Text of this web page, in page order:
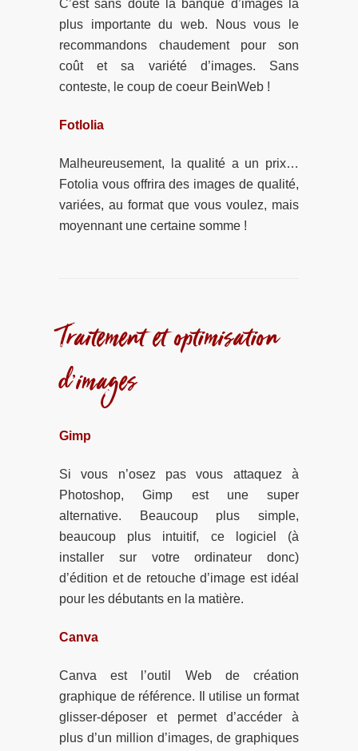
C’est sans doute la banque d’images la
plus importante du web. Nous vous le
recommandons chaudement pour son
coût et sa variété d’images. Sans
conteste, le coup de coeur BeinWeb !
Fotlolia
Malheureusement, la qualité a un prix…
Fotolia vous offrira des images de qualité,
variées, au format que vous voulez, mais
moyennant une certaine somme !
Traitement et optimisation
d’images
Gimp
Si vous n’osez pas vous attaquez à
Photoshop, Gimp est une super
alternative. Beaucoup plus simple,
beaucoup plus intuitif, ce logiciel (à
installer sur votre ordinateur donc)
d’édition et de retouche d’image est idéal
pour les débutants en la matière.
Canva
Canva est l’outil Web de création
graphique de référence. Il utilise un format
glisser-déposer et permet d’accéder à
plus d’un million d’images, de graphiques